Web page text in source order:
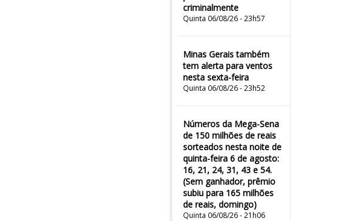
criminalmente
Quinta 06/08/26 - 23h57
Minas Gerais também
tem alerta para ventos
nesta sexta-feira
Quinta 06/08/26 - 23h52
Números da Mega-Sena
de 150 milhões de reais
sorteados nesta noite de
quinta-feira 6 de agosto:
16, 21, 24, 31, 43 e 54.
(Sem ganhador, prêmio
subiu para 165 milhões
de reais, domingo)
Quinta 06/08/26 - 21h06